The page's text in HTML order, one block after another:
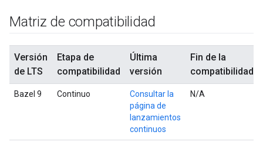
Matriz de compatibilidad
Versión
de LTS
Etapa de
compatibilidad
Última
versión
Fin de la
compatibilidad
Bazel 9 Continuo
Consultar la
página de
lanzamientos
continuos
N/A